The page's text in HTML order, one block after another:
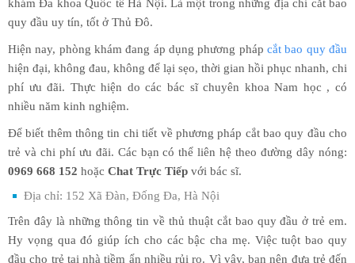
khám Đa khoa Quốc tế Hà Nội. Là một trong những địa chỉ cắt bao
quy đầu uy tín, tốt ở Thủ Đô.
Hiện nay, phòng khám đang áp dụng phương pháp cắt bao quy đầu
hiện đại, không đau, không để lại sẹo, thời gian hồi phục nhanh, chi
phí ưu đãi. Thực hiện do các bác sĩ chuyên khoa Nam học , có
nhiều năm kinh nghiệm.
Để biết thêm thông tin chi tiết về phương pháp cắt bao quy đầu cho
trẻ và chi phí ưu đãi. Các bạn có thể liên hệ theo đường dây nóng:
0969 668 152 hoặc Chat Trực Tiếp với bác sĩ.
Địa chỉ: 152 Xã Đàn, Đống Đa, Hà Nội
Trên đây là những thông tin về thủ thuật cắt bao quy đầu ở trẻ em.
Hy vọng qua đó giúp ích cho các bậc cha mẹ. Việc tuột bao quy
đầu cho trẻ tại nhà tiềm ẩn nhiều rủi ro. Vì vậy, bạn nên đưa trẻ đến